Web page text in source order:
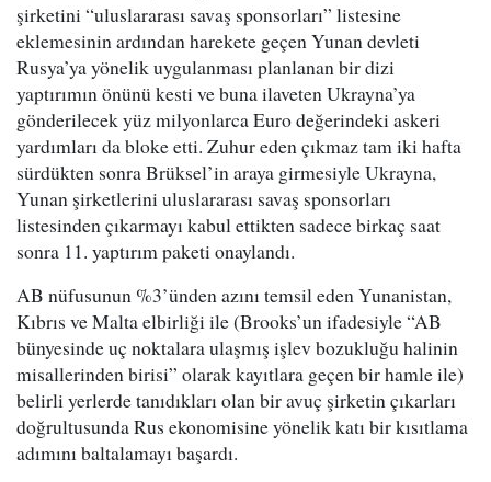
şirketini “uluslararası savaş sponsorları” listesine
eklemesinin ardından harekete geçen Yunan devleti
Rusya’ya yönelik uygulanması planlanan bir dizi
yaptırımın önünü kesti ve buna ilaveten Ukrayna’ya
gönderilecek yüz milyonlarca Euro değerindeki askeri
yardımları da bloke etti. Zuhur eden çıkmaz tam iki hafta
sürdükten sonra Brüksel’in araya girmesiyle Ukrayna,
Yunan şirketlerini uluslararası savaş sponsorları
listesinden çıkarmayı kabul ettikten sadece birkaç saat
sonra 11. yaptırım paketi onaylandı.
AB nüfusunun %3’ünden azını temsil eden Yunanistan,
Kıbrıs ve Malta elbirliği ile (Brooks’un ifadesiyle “AB
bünyesinde uç noktalara ulaşmış işlev bozukluğu halinin
misallerinden birisi” olarak kayıtlara geçen bir hamle ile)
belirli yerlerde tanıdıkları olan bir avuç şirketin çıkarları
doğrultusunda Rus ekonomisine yönelik katı bir kısıtlama
adımını baltalamayı başardı.